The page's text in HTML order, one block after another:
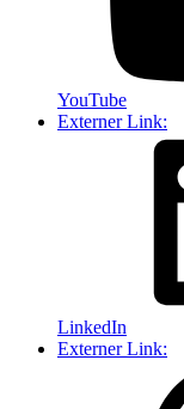
YouTube
Externer Link:
LinkedIn
Externer Link: